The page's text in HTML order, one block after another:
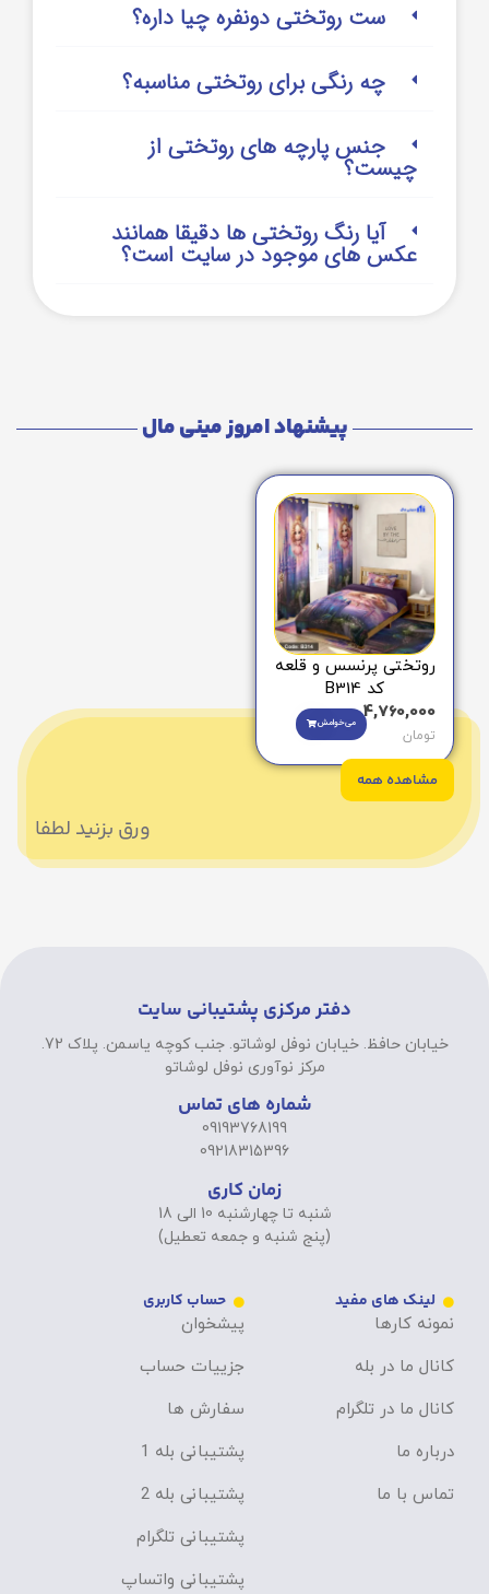
ست روتختی دونفره چیا داره؟
چه رنگی برای روتختی مناسبه؟
جنس پارچه های روتختی از
چیست؟
آیا رنگ روتختی ها دقیقا همانند
عکس های موجود در سایت است؟
پیشنهاد امروز مینی مال
روتختی پرنسس و قلعه
کد B314
4,760,000
تومان
می‌خوامش
مشاهده همه
ورق بزنید لطفا
دفتر مرکزی پشتیبانی سایت
خیابان حافظ. خیابان نوفل لوشاتو. جنب کوچه یاسمن. پلاک 72.
مرکز نوآوری نوفل لوشاتو
شماره های تماس
09193768199
09218315396
زمان کاری
شنبه تا چهارشنبه 10 الی 18
(پنج شنبه و جمعه تعطیل)
لینک های مفید
نمونه کارها
کانال ما در بله
کانال ما در تلگرام
درباره ما
تماس با ما
حساب کاربری
پیشخوان
جزییات حساب
سفارش ها
پشتیبانی بله 1
پشتیبانی بله 2
پشتیبانی تلگرام
پشتیبانی واتساپ